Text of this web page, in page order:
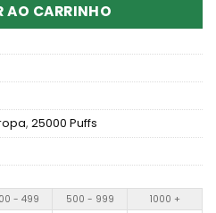
AO CARRINHO
, 25000 Puffs
- 499 500 - 999 1000 +